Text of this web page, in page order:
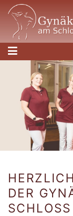
DER
SCHLOSS